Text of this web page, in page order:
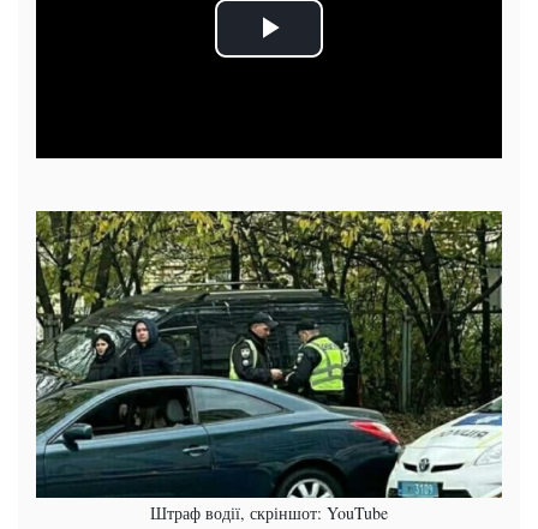
Штраф водії, скріншот: YouTube